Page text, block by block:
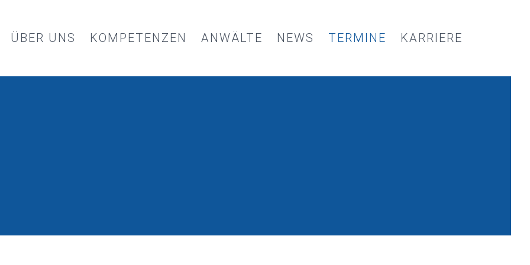
ÜBER UNS KOMPETENZEN ANWÄLTE NEWS TERMINE KARRIERE